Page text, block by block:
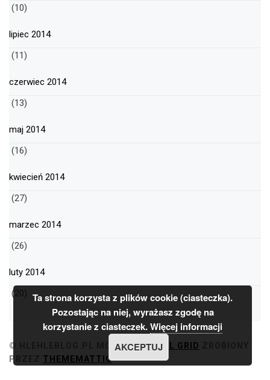
(10)
lipiec 2014
(11)
czerwiec 2014
(13)
maj 2014
(16)
kwiecień 2014
(27)
marzec 2014
(26)
luty 2014
(20)
© HLEHLEBLOG.PL MOTYWMINIMAL GRID
PRZEZ THEMEMATTIC
Ta strona korzysta z plików cookie (ciasteczka).
Pozostając na niej, wyrażasz zgodę na
korzystanie z ciasteczek.Więcej informacji
AKCEPTUJ